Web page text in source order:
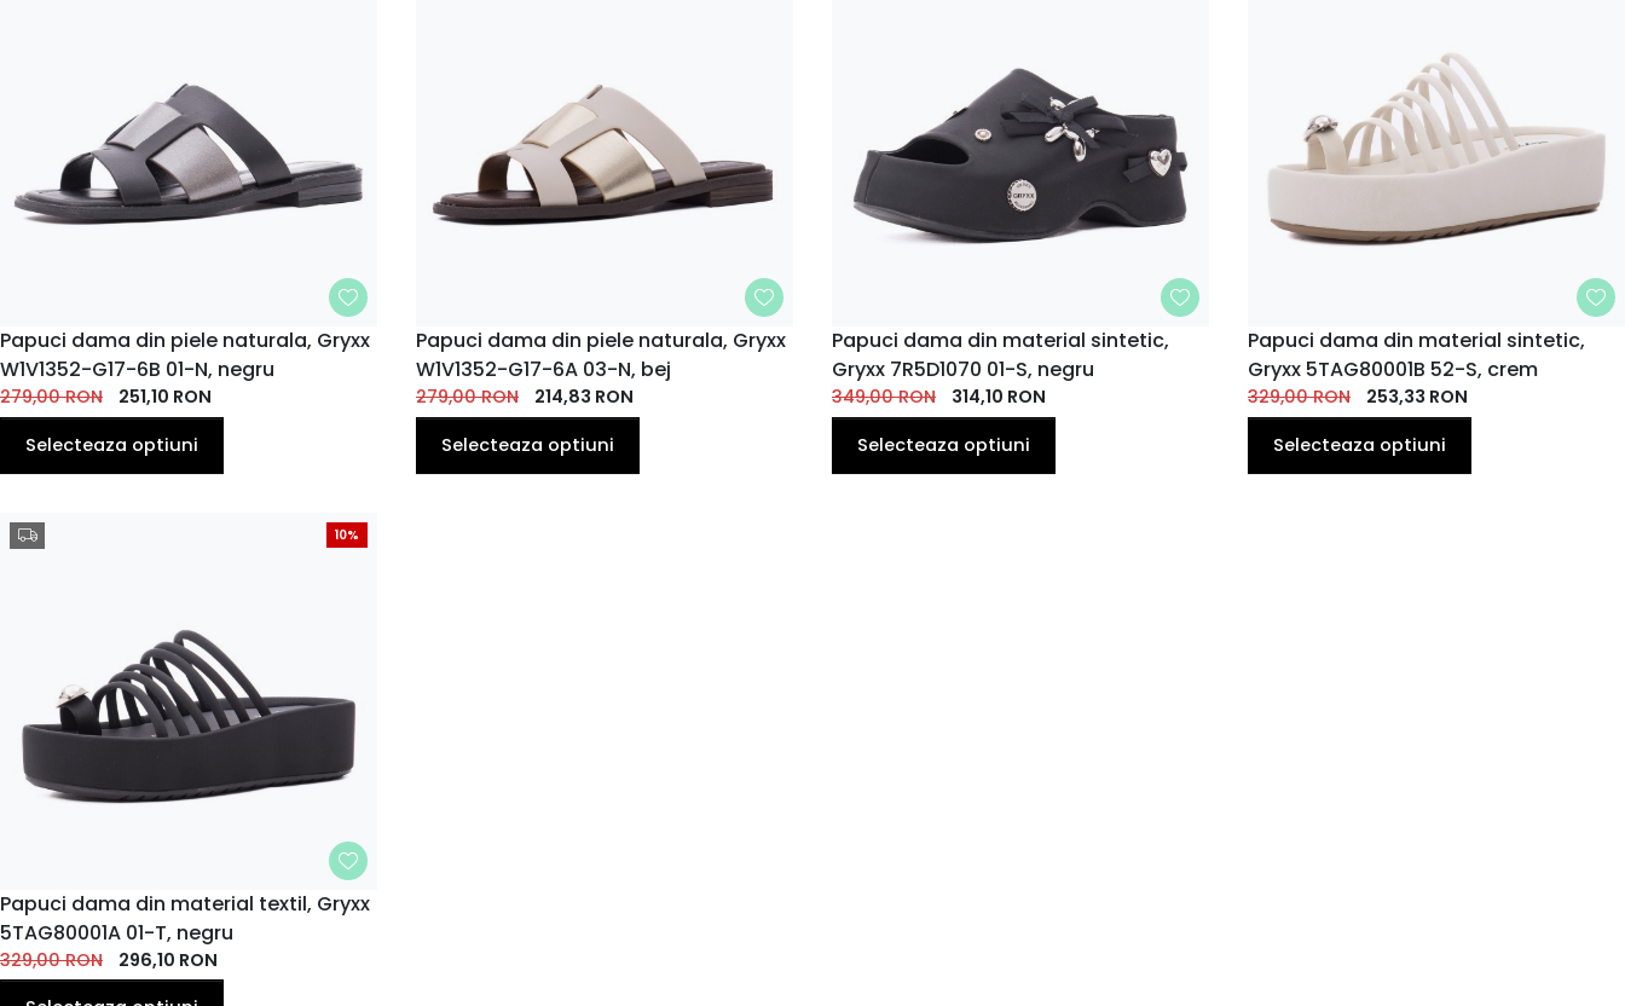
MARIME
36
EU
37
EU
38
EU
39
EU
40
Papuci dama din piele naturala, Gryxx
W1V1352-G17-6B 01-N, negru
279,00RON 251,10 RON
Selecteaza optiuni
MARIME
36
EU
37
EU
38
EU
39
EU
Papuci dama din piele naturala, Gryxx
W1V1352-G17-6A 03-N, bej
279,00RON 214,83 RON
Selecteaza optiuni
MARIME
35
EU
36
EU
37
EU
38
EU
Papuci dama din material sintetic,
Gryxx 7R5D1070 01-S, negru
349,00RON 314,10 RON
Selecteaza optiuni
MARIME
35
EU
36
EU
37
EU
38
EU
39
Papuci dama din material sintetic,
Gryxx 5TAG80001B 52-S, crem
329,00RON 253,33 RON
Selecteaza optiuni
10%
MARIME
35
EU
36
EU
37
EU
38
EU
Papuci dama din material textil, Gryxx
5TAG80001A 01-T, negru
329,00RON 296,10 RON